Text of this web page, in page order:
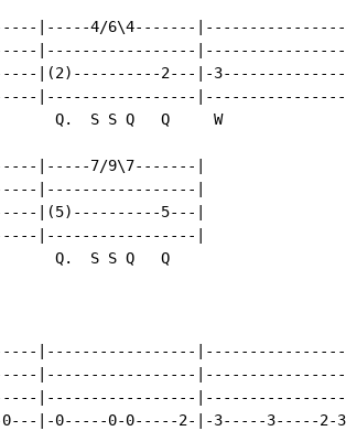
|-----4/6\4-------
|-----------------
|(2)----------2---|-
|-----------------
Q.  S S Q   Q     W
|-----7/9\7-------|
|-----------------|
|(5)----------5---|
|-----------------|
Q.  S S Q   Q
|-----------------
|-----------------
|-----------------
0---|-0-----0-0-----2-|-3-----3-----2-